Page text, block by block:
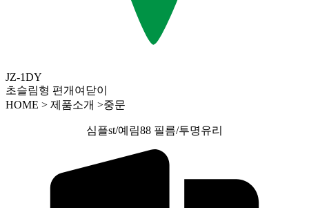
JZ-1DY
초슬림형 편개여닫이
HOME > 제품소개 >중문
심플st/예림88 필름/투명유리